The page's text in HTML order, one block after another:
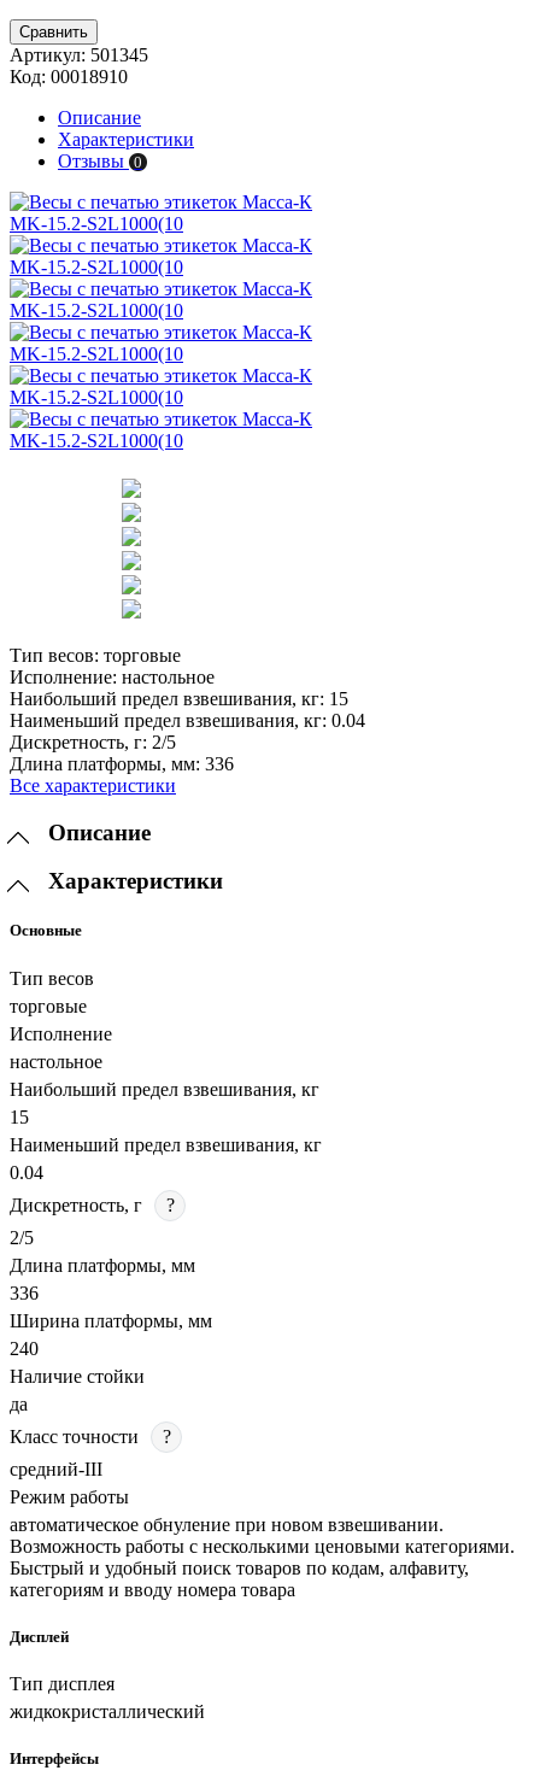
Сравнить
Артикул: 501345
Код: 00018910
Описание
Характеристики
Отзывы 0
Тип весов: торговые
Исполнение: настольное
Наибольший предел взвешивания, кг: 15
Наименьший предел взвешивания, кг: 0.04
Дискретность, г: 2/5
Длина платформы, мм: 336
Все характеристики
Описание
Характеристики
Основные
Тип весов
торговые
Исполнение
настольное
Наибольший предел взвешивания, кг
15
Наименьший предел взвешивания, кг
0.04
Дискретность, г
?
2/5
Длина платформы, мм
336
Ширина платформы, мм
240
Наличие стойки
да
Класс точности
?
средний-III
Режим работы
автоматическое обнуление при новом взвешивании.
Возможность работы с несколькими ценовыми категориями.
Быстрый и удобный поиск товаров по кодам, алфавиту,
категориям и вводу номера товара
Дисплей
Тип дисплея
жидкокристаллический
Интерфейсы